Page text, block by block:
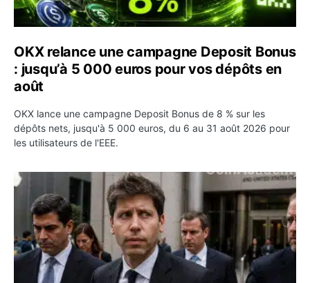
OKX relance une campagne Deposit Bonus
: jusqu’à 5 000 euros pour vos dépôts en
août
OKX lance une campagne Deposit Bonus de 8 % sur les
dépôts nets, jusqu'à 5 000 euros, du 6 au 31 août 2026 pour
les utilisateurs de l'EEE.
OpenAI demande le rejet de la plainte d’Apple et